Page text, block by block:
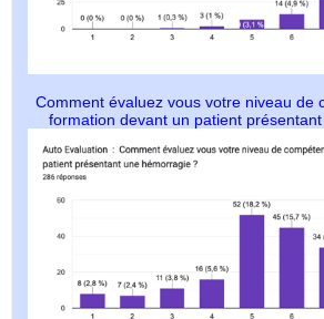
Comment évaluez vous votre niveau de
formation devant un patient